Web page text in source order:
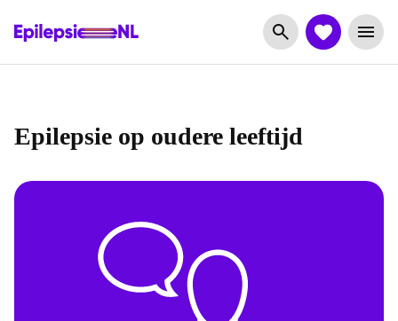
Epilepsie op oudere leeftijd